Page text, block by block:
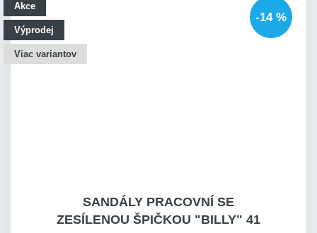
Akce
Výprodej
Viac variantov
-14 %
SANDÁLY PRACOVNÍ SE
ZESÍLENOU ŠPIČKOU "BILLY" 41